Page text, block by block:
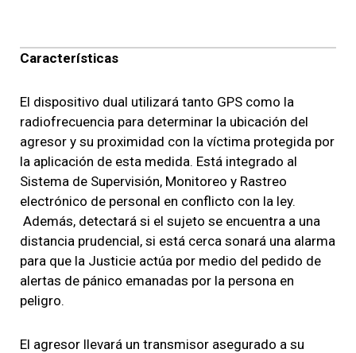
Características
El dispositivo dual utilizará tanto GPS como la
radiofrecuencia para determinar la ubicación del
agresor y su proximidad con la víctima protegida por
la aplicación de esta medida. Está integrado al
Sistema de Supervisión, Monitoreo y Rastreo
electrónico de personal en conflicto con la ley.
Además, detectará si el sujeto se encuentra a una
distancia prudencial, si está cerca sonará una alarma
para que la Justicie actúa por medio del pedido de
alertas de pánico emanadas por la persona en
peligro.
El agresor llevará un transmisor asegurado a su